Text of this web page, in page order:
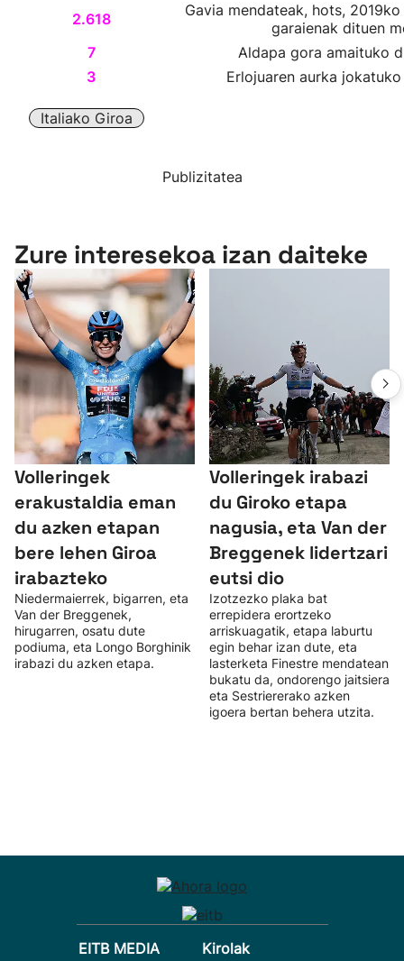
2.618
Gavia mendateak, hots,
garaienak dituen
7
Aldapa gora amaituko
3
Erlojuaren aurka
Italiako Giroa
Publizitatea
Zure interesekoa izan daiteke
Volleringek
erakustaldia eman
du azken etapan
bere lehen Giroa
irabazteko
Niedermaierrek, bigarren, eta
Van der Breggenek,
hirugarren, osatu dute
podiuma, eta Longo Borghinik
irabazi du azken etapa.
Volleringek irabazi
du Giroko etapa
nagusia, eta Van der
Breggenek lidertzari
eutsi dio
Izotzezko plaka bat
errepidera erortzeko
arriskuagatik, etapa laburtu
egin behar izan dute, eta
lasterketa Finestre mendatean
bukatu da, ondorengo jaitsiera
eta Sestriererako azken
igoera bertan behera utzita.
EITB MEDIA Kirolak